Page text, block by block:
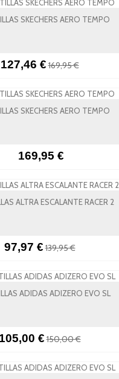
SKECHERS AERO TEMPO
127,46 €169,95 €
SKECHERS AERO TEMPO
169,95 €
ALTRA ESCALANTE RACER 2
97,97 €139,95 €
ADIDAS ADIZERO EVO SL
105,00 €150,00 €